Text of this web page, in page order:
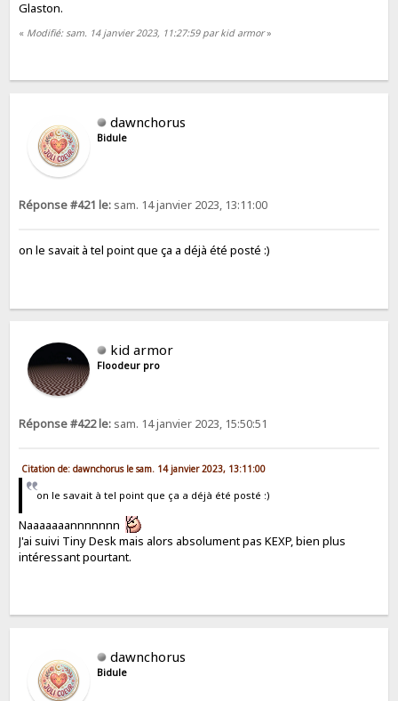
Glaston.
« Modifié: sam. 14 janvier 2023, 11:27:59 par kid armor»
dawnchorus
Bidule
Réponse #421 le: sam. 14 janvier 2023, 13:11:00
on le savait à tel point que ça a déjà été posté :)
kid armor
Floodeur pro
Réponse #422 le: sam. 14 janvier 2023, 15:50:51
Citation de: dawnchorus le sam. 14 janvier 2023, 13:11:00
on le savait à tel point que ça a déjà été posté :)
Naaaaaaannnnnnn
J'ai suivi Tiny Desk mais alors absolument pas KEXP, bien plus
intéressant pourtant.
dawnchorus
Bidule